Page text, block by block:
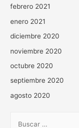
febrero 2021
enero 2021
diciembre 2020
noviembre 2020
octubre 2020
septiembre 2020
agosto 2020